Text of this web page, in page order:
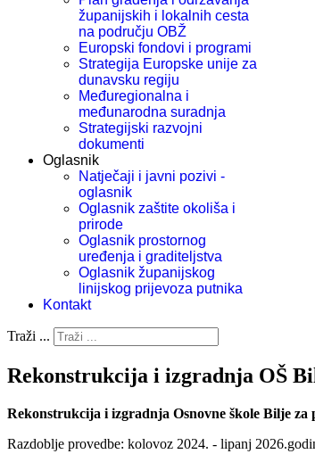
županijskih i lokalnih cesta
na području OBŽ
Europski fondovi i programi
Strategija Europske unije za
dunavsku regiju
Međuregionalna i
međunarodna suradnja
Strategijski razvojni
dokumenti
Oglasnik
Natječaji i javni pozivi -
oglasnik
Oglasnik zaštite okoliša i
prirode
Oglasnik prostornog
uređenja i graditeljstva
Oglasnik županijskog
linijskog prijevoza putnika
Kontakt
Traži ...
Rekonstrukcija i izgradnja OŠ
Rekonstrukcija i izgradnja Osnovne škole Bilje za
Razdoblje provedbe: kolovoz 2024. - lipanj